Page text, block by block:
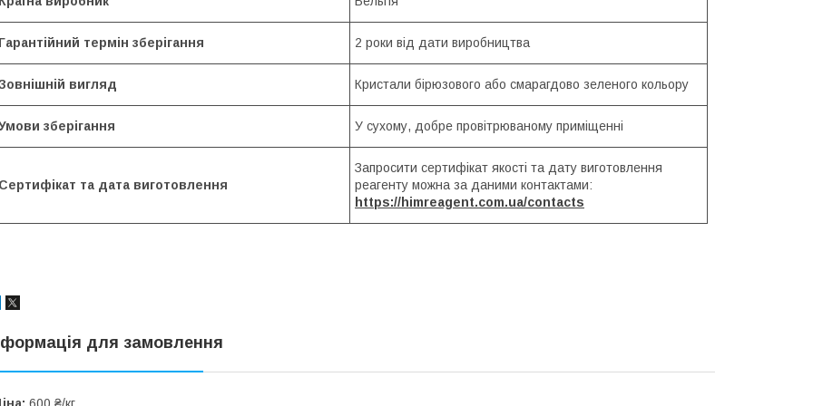
термін зберігання 2 роки від дати виробництва
вигляд Кристали бірюзового або смарагдово зеленого кольору
зберігання У сухому, добре провітрюваному приміщенні
та дата виготовлення
Запросити сертифікат якості та дату виготовлення
реагенту можна за даними контактами:
https://himreagent.com.ua/contacts
для замовлення
600 ₴/кг